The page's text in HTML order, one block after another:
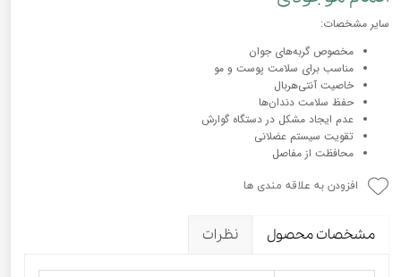
سایر مشخصات:
مخصوص گربه‌های جوان
مناسب برای سلامت پوست و مو
خاصیت آنتی‌هربال
حفظ سلامت دندان‌ها
عدم ایجاد مشکل در دستگاه گوارش
تقویت سیستم عضلانی
محافظت از مفاصل
افزودن به علاقه مندی ها
مشخصات محصول نظرات